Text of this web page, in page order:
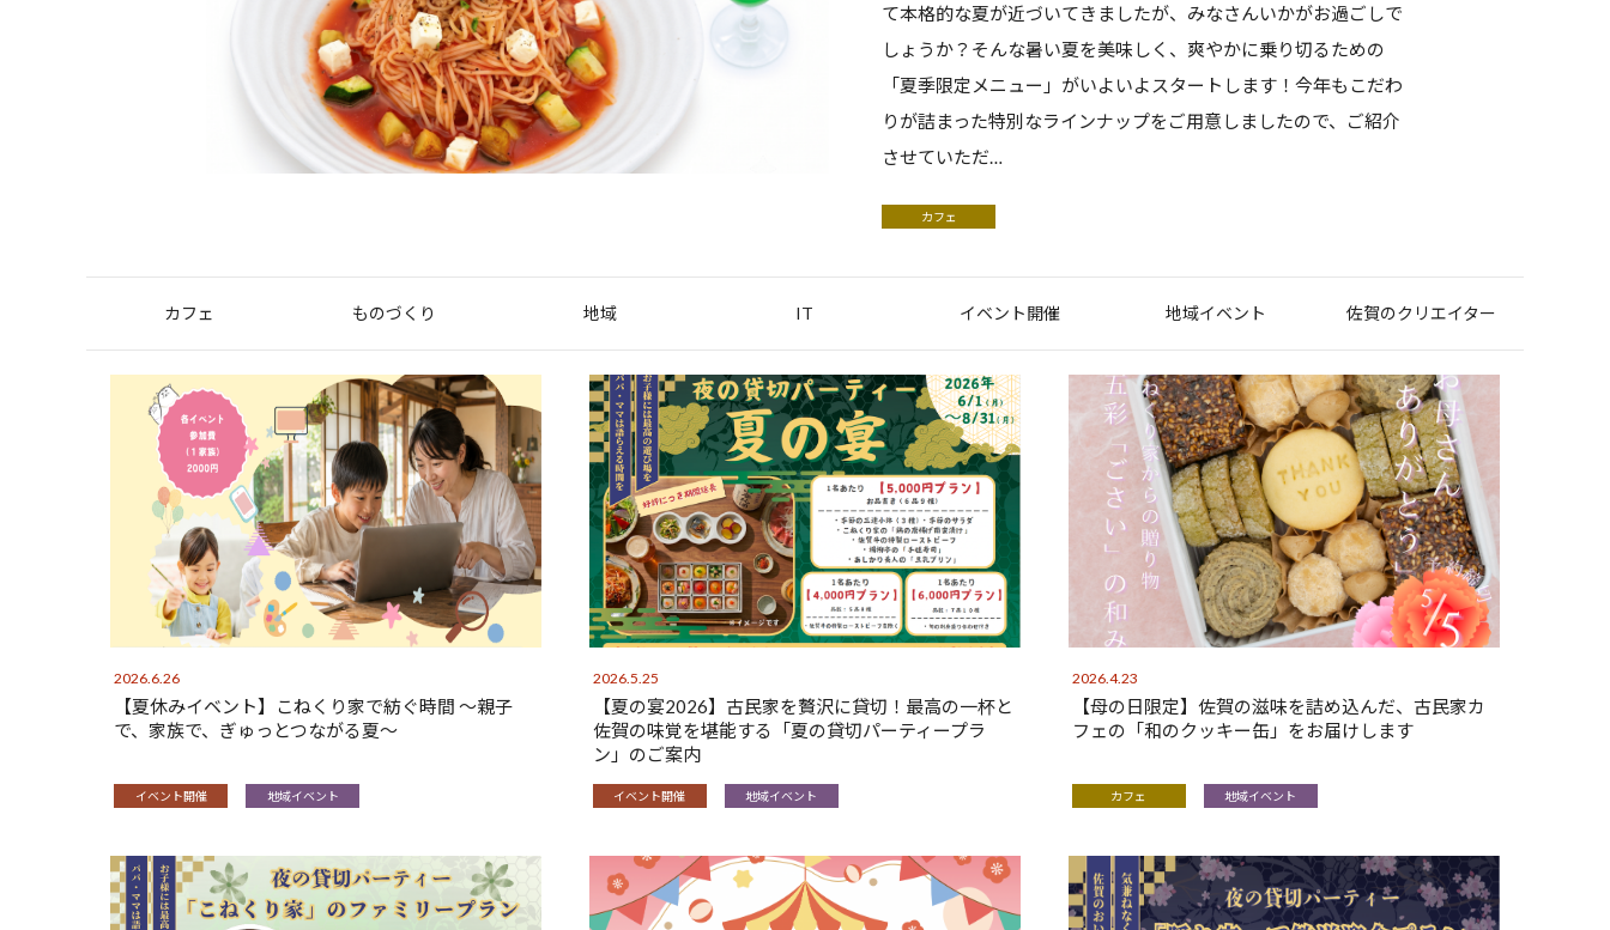
て本格的な夏が近づいてきましたが、みなさんいかがお過ごしで
しょうか？そんな暑い夏を美味しく、爽やかに乗り切るための
「夏季限定メニュー」がいよいよスタートします！今年もこだわ
りが詰まった特別なラインナップをご用意しましたので、ご紹介
させていただ…
カフェ
カフェ ものづくり 地域 IT イベント開催 地域イベント 佐賀のクリエイター
2026.6.26
【夏休みイベント】こねくり家で紡ぐ時間 〜親子
で、家族で、ぎゅっとつながる夏〜
イベント開催 地域イベント
2026.5.25
【夏の宴2026】古民家を贅沢に貸切！最高の一杯と
佐賀の味覚を堪能する「夏の貸切パーティープラ
ン」のご案内
イベント開催 地域イベント
2026.4.23
【母の日限定】佐賀の滋味を詰め込んだ、古民家カ
フェの「和のクッキー缶」をお届けします
カフェ 地域イベント